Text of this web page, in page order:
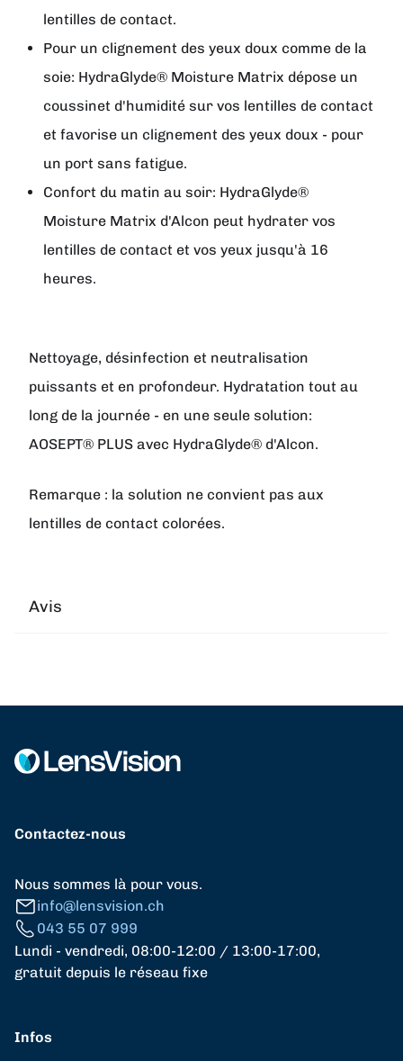
lentilles de contact.
Pour un clignement des yeux doux comme de la
soie: HydraGlyde® Moisture Matrix dépose un
coussinet d'humidité sur vos lentilles de contact
et favorise un clignement des yeux doux - pour
un port sans fatigue.
Confort du matin au soir: HydraGlyde®
Moisture Matrix d'Alcon peut hydrater vos
lentilles de contact et vos yeux jusqu'à 16
heures.
Nettoyage, désinfection et neutralisation
puissants et en profondeur. Hydratation tout au
long de la journée - en une seule solution:
AOSEPT® PLUS avec HydraGlyde® d'Alcon.
Remarque : la solution ne convient pas aux
lentilles de contact colorées.
Avis
Contactez-nous
Nous sommes là pour vous.
info@lensvision.ch
043 55 07 999
Lundi - vendredi, 08:00-12:00 / 13:00-17:00,
gratuit depuis le réseau fixe
Infos